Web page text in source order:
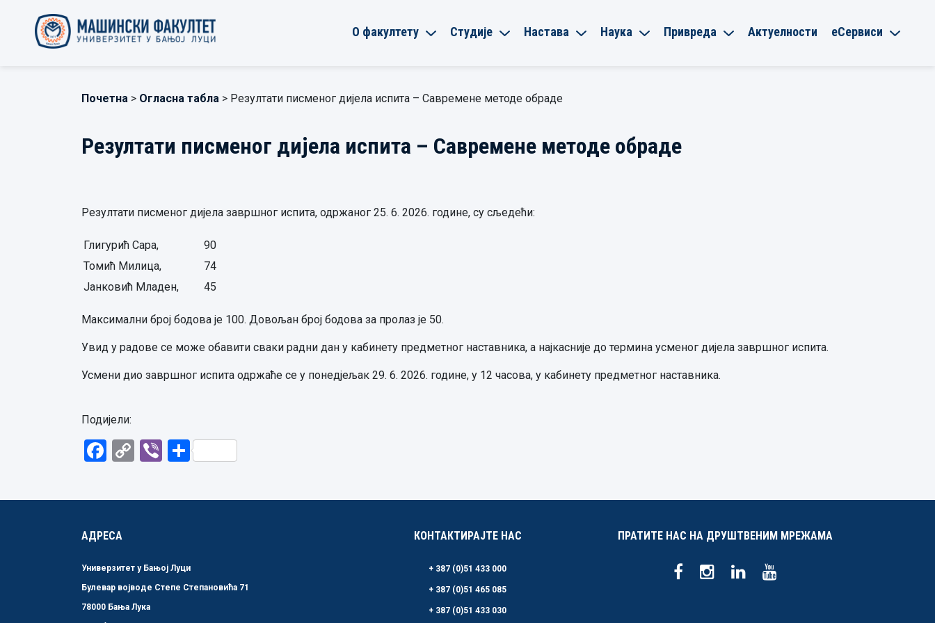
О факултету Студије Настава Наука Привреда Актуелности еСервиси
Почетна > Огласна табла > Резултати писменог дијела испита – Савремене методе обраде
Резултати писменог дијела испита – Савремене методе обраде
Резултати писменог дијела завршног испита, одржаног 25. 6. 2026. године, су сљедећи:
Глигурић Сара,
90
Томић Милица,
74
Јанковић Младен,
45
Максимални број бодова је 100. Довољан број бодова за пролаз је 50.
Увид у радове се може обавити сваки радни дан у кабинету предметног наставника, а најкасније до термина усменог дијела завршног испита.
Усмени дио завршног испита одржаће се у понедјељак 29. 6. 2026. године, у 12 часова, у кабинету предметног наставника.
Подијели:
Facebook
CopyViberShare
АДРЕСА
Универзитет у Бањој Луци
Булевар војводе Степе Степановића 71
78000 Бања Лука
КОНТАКТИРАЈТЕ НАС
+ 387 (0)51 433 000
+ 387 (0)51 465 085
+ 387 (0)51 433 030
ПРАТИТЕ НАС НА ДРУШТВЕНИМ МРЕЖАМА